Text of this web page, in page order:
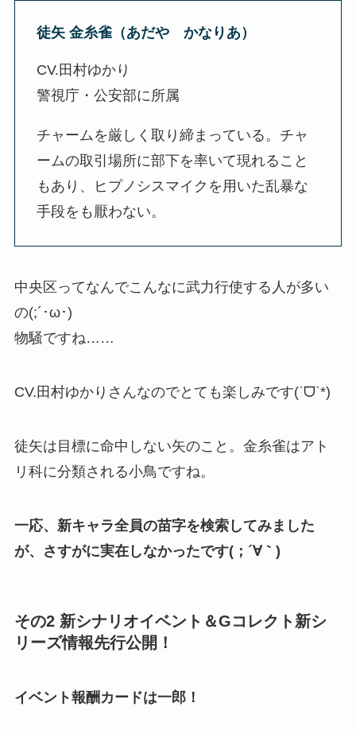
徒矢 金糸雀（あだや かなりあ）
CV.田村ゆかり
警視庁・公安部に所属
チャームを厳しく取り締まっている。チャ
ームの取引場所に部下を率いて現れること
もあり、ヒプノシスマイクを用いた乱暴な
手段をも厭わない。
中央区ってなんでこんなに武力行使する人が多い
の(;´･ω･)
物騒ですね……
CV.田村ゆかりさんなのでとても楽しみです(ˊᗜˋ*)
徒矢は目標に命中しない矢のこと。金糸雀はアト
リ科に分類される小鳥ですね。
一応、新キャラ全員の苗字を検索してみました
が、さすがに実在しなかったです(；´∀｀)
その2 新シナリオイベント＆Gコレクト新シ
リーズ情報先行公開！
イベント報酬カードは一郎！